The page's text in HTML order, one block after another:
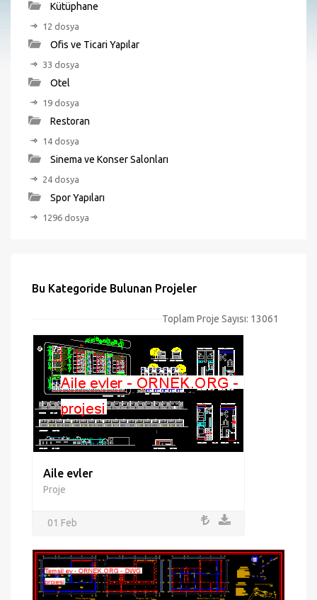
Kütüphane
12 dosya
Ofis ve Ticari Yapılar
33 dosya
Otel
19 dosya
Restoran
14 dosya
Sinema ve Konser Salonları
24 dosya
Spor Yapıları
1296 dosya
Bu Kategoride Bulunan Projeler
Toplam Proje Sayısı: 13061
Aile evler
Proje
01 Feb